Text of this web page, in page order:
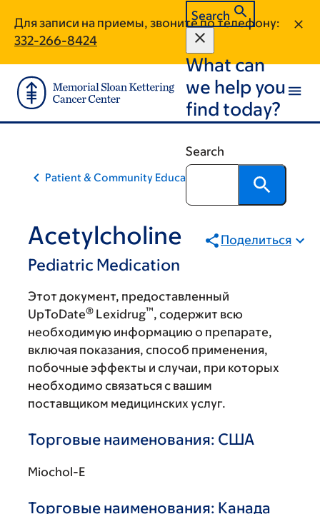
main
content
footer
Для записи на приемы, звоните по телефону:
332-266-8424
Search
What can
we help you
find today?
Search
Patient & Community Education
Acetylcholine
Pediatric Medication
Поделиться
Этот документ, предоставленный
UpToDate® Lexidrug™, содержит всю
необходимую информацию о препарате,
включая показания, способ применения,
побочные эффекты и случаи, при которых
необходимо связаться с вашим
поставщиком медицинских услуг.
Торговые наименования: США
Miochol-E
Торговые наименования: Канада